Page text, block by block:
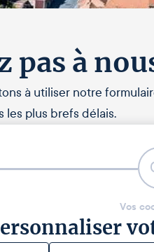
pas à
à utiliser notre
les plus brefs délais.
Vos